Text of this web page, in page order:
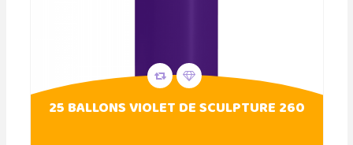
25 BALLONS VIOLET DE SCULPTURE 260